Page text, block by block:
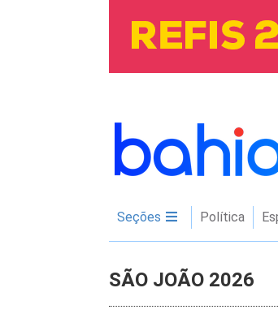
Seções Política
SÃO JOÃO 2026